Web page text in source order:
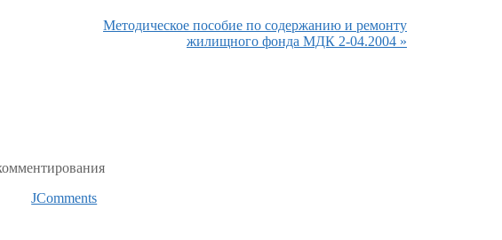
Методическое пособие по содержанию и ремонту
жилищного фонда МДК 2-04.2004 »
JComments